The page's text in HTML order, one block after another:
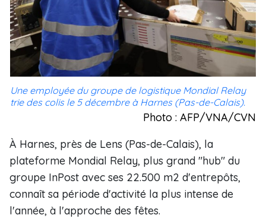
Une employée du groupe de logistique Mondial Relay
trie des colis le 5 décembre à Harnes (Pas-de-Calais).
Photo : AFP/VNA/CVN
À Harnes, près de Lens (Pas-de-Calais), la
plateforme Mondial Relay, plus grand "hub" du
groupe InPost avec ses 22.500 m2 d'entrepôts,
connaît sa période d'activité la plus intense de
l'année, à l'approche des fêtes.